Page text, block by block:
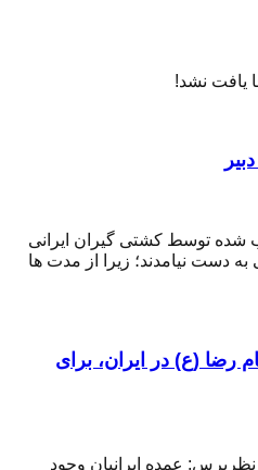
یافت نشد!
شده توسط کشتی گیران ایرانی
به دست نیامدند؛ زیرا از مدت ها
رضا (ع) در ایران، برای
عمده ایرانیان وجود